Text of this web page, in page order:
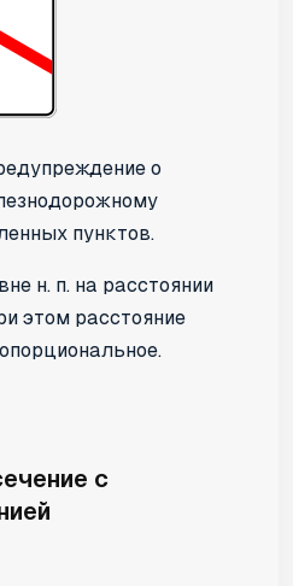
о
пунктов.
н. п. на расстоянии
этом расстояние
с